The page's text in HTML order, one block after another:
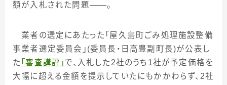
額が入札された問題――。
業者の選定にあたった「屋久島町ごみ処理施設整備
事業者選定委員会」 (委員長・日高豊副町長)が公表し
た 「審査講評」で、入札した 2社のうち 1社が予定価格を
大幅に超える金額を提示していたにもかかわらず、 2社